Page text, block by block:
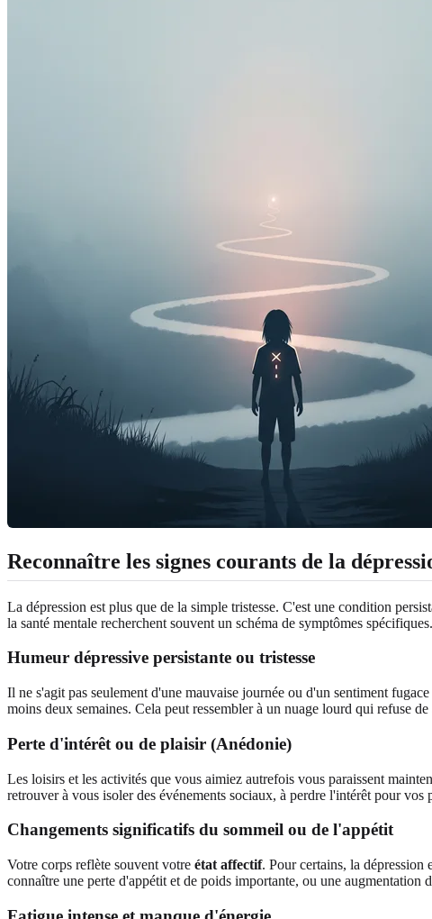
Reconnaître les signes courants de la
La dépression est plus que de la simple tristesse. C'est une condition
la santé mentale recherchent souvent un schéma de symptômes
Humeur dépressive persistante ou tristesse
Il ne s'agit pas seulement d'une mauvaise journée ou d'un sentiment
moins deux semaines. Cela peut ressembler à un nuage lourd qui refuse
Perte d'intérêt ou de plaisir (Anédonie)
Les loisirs et les activités que vous aimiez autrefois vous paraissent
retrouver à vous isoler des événements sociaux, à perdre l'intérêt pour
Changements significatifs du sommeil ou de l'appétit
Votre corps reflète souvent votre état affectif. Pour certains, la
connaître une perte d'appétit et de poids importante, ou une augmentation